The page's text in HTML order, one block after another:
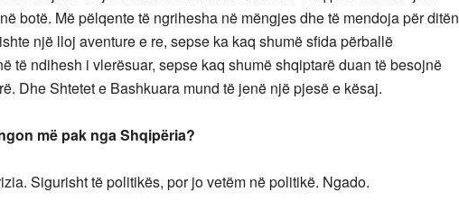
botë. Më pëlqente të ngrihesha në mëngjes dhe të mendoja për ditën
një lloj aventure e re, sepse ka kaq shumë sfida përballë
të ndihesh i vlerësuar, sepse kaq shumë shqiptarë duan të besojnë
Dhe Shtetet e Bashkuara mund të jenë një pjesë e kësaj.
më pak nga Shqipëria?
Sigurisht të politikës, por jo vetëm në politikë. Ngado.